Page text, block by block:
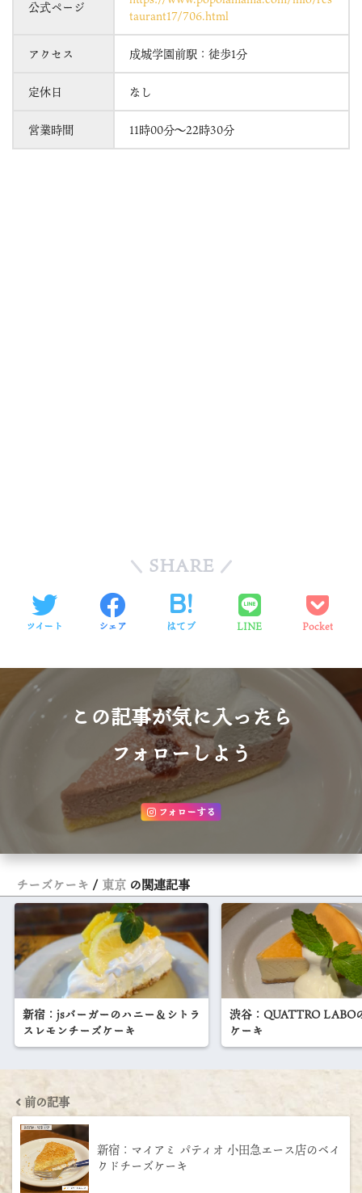
公式ページ
taurant17/706.html
アクセス 成城学園前駅：徒歩1分
定休日 なし
営業時間 11時00分～22時30分
SHARE
ツイート シェア はてブ LINE Pocket
この記事が気に入ったら
フォローしよう
フォローする
チーズケーキ 東京 の関連記事
新宿：jsバーガーのハニー＆シトラ
スレモンチーズケーキ
渋谷：QUATTRO LABO
ケーキ
前の記事
新宿：マイアミ パティオ 小田急エース店のベイ
クドチーズケーキ